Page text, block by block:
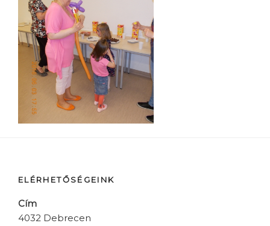
ELÉRHETŐSÉGEINK
Cím
4032 Debrecen